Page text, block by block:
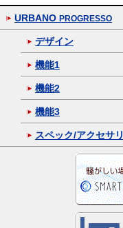
URBANO PROGRESSO
デザイン
機能1
機能2
機能3
スペック/アクセサリ